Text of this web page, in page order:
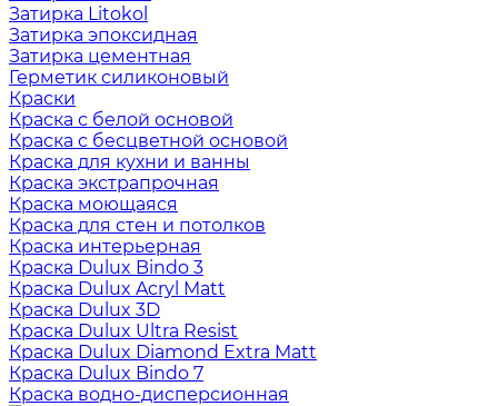
Затирка Litokol
Затирка эпоксидная
Затирка цементная
Герметик силиконовый
Краски
Краска с белой основой
Краска с бесцветной основой
Краска для кухни и ванны
Краска экстрапрочная
Краска моющаяся
Краска для стен и потолков
Краска интерьерная
Краска Dulux Bindo 3
Краска Dulux Acryl Matt
Краска Dulux 3D
Краска Dulux Ultra Resist
Краска Dulux Diamond Extra Matt
Краска Dulux Bindo 7
Краска водно-дисперсионная